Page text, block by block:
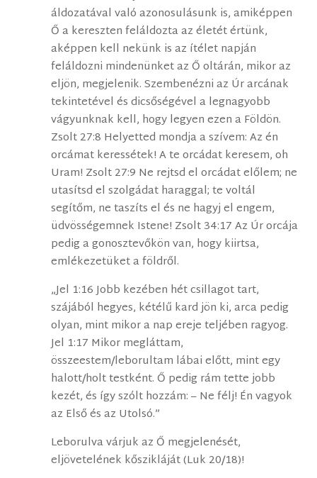
áldozatával való azonosulásunk is, amiképpen
Ő a kereszten feláldozta az életét értünk,
aképpen kell nekünk is az ítélet napján
feláldozni mindenünket az Ő oltárán, mikor az
eljön, megjelenik. Szembenézni az Úr arcának
tekintetével és dicsőségével a legnagyobb
vágyunknak kell, hogy legyen ezen a Földön.
Zsolt 27:8 Helyetted mondja a szívem: Az én
orcámat keressétek! A te orcádat keresem, oh
Uram! Zsolt 27:9 Ne rejtsd el orcádat előlem; ne
utasítsd el szolgádat haraggal; te voltál
segítőm, ne taszíts el és ne hagyj el engem,
üdvösségemnek Istene! Zsolt 34:17 Az Úr orcája
pedig a gonosztevőkön van, hogy kiirtsa,
emlékezetüket a földről.
„Jel 1:16 Jobb kezében hét csillagot tart,
szájából hegyes, kétélű kard jön ki, arca pedig
olyan, mint mikor a nap ereje teljében ragyog.
Jel 1:17 Mikor megláttam,
összeestem/leborultam lábai előtt, mint egy
halott/holt testként. Ő pedig rám tette jobb
kezét, és így szólt hozzám: – Ne félj! Én vagyok
az Első és az Utolsó.”
Leborulva várjuk az Ő megjelenését,
eljövetelének kőszikláját (Luk 20/18)!